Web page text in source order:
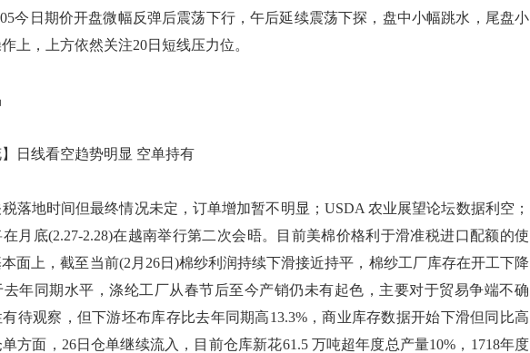
今日期价开盘微幅反弹后震荡下行，午后延续震荡下探，盘中小幅跳水，尾盘小
上，上方依然关注20日短线压力位。
线看空趋势明显 空单持有
地时间但最终情况未定，订单增加暂不明显；USDA 农业展望论坛数据利空；
月底(2.27-2.28)在越南举行第二次会晤。目前美棉价格利于滑准税进口配额的使
面上，截至当前(2月26日)棉纱利润持续下滑接近持平，棉纱工厂库存在开工下降
年同期水平，涤纶工厂从春节后至今产销仍未有起色，主要对于贸易争端不确
待观察，但下游坯布库存比去年同期高13.3%，商业库存数据开始下滑但同比高
方面，26日仓单继续流入，目前仓库新花61.5 万吨超年度总产量10%，1718年度